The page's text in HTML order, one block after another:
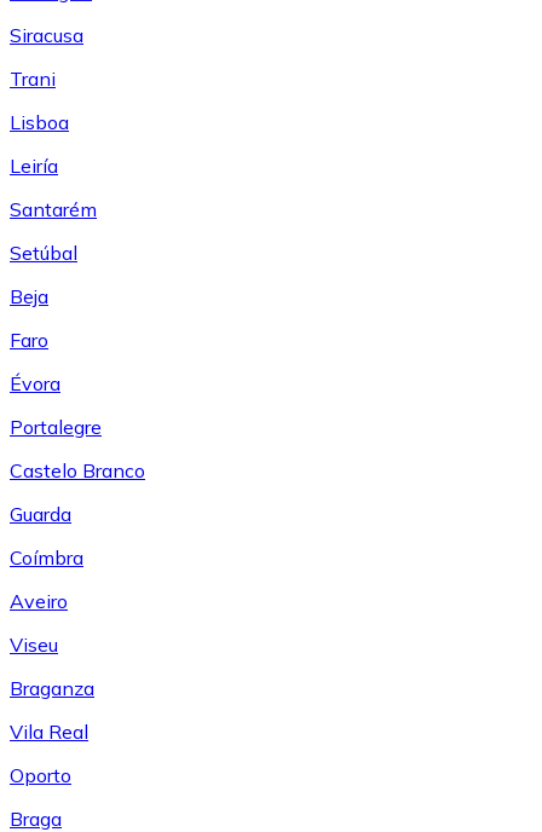
Siracusa
Trani
Lisboa
Leiría
Santarém
Setúbal
Beja
Faro
Évora
Portalegre
Castelo Branco
Guarda
Coímbra
Aveiro
Viseu
Braganza
Vila Real
Oporto
Braga